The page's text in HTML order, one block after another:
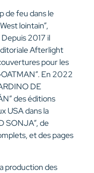
de feu dans le
lointain”,
2017 il
Afterlight
pour les
En 2022
DE
des éditions
USA dans la
SONJA”, de
et des pages
production des